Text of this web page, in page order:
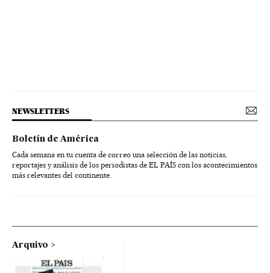
NEWSLETTERS
Boletín de América
Cada semana en tu cuenta de correo una selección de las noticias,
reportajes y análisis de los periodistas de EL PAÍS con los acontecimientos
más relevantes del continente.
Arquivo